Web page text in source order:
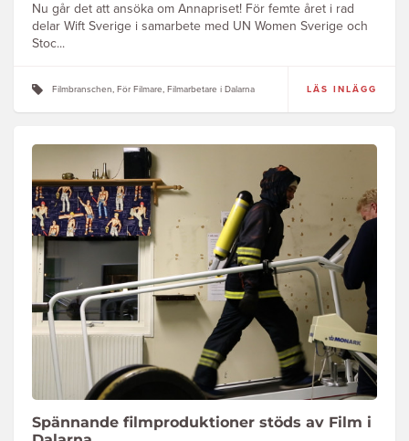
Nu går det att ansöka om Annapriset! För femte året i rad
delar Wift Sverige i samarbete med UN Women Sverige och
Stoc...
Filmbranschen, För Filmare, Filmarbetare i Dalarna LÄS INLÄGG
Spännande filmproduktioner stöds av Film i